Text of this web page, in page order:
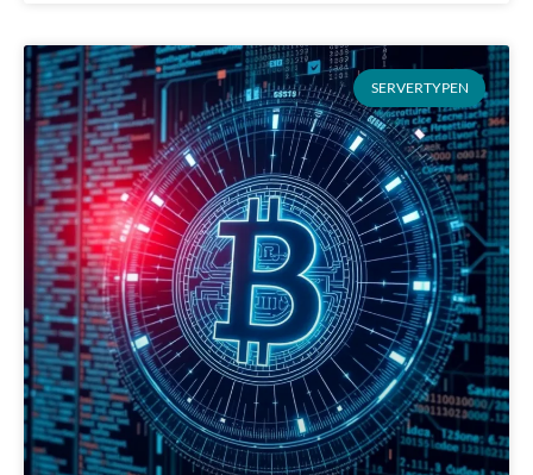
SERVERTYPEN